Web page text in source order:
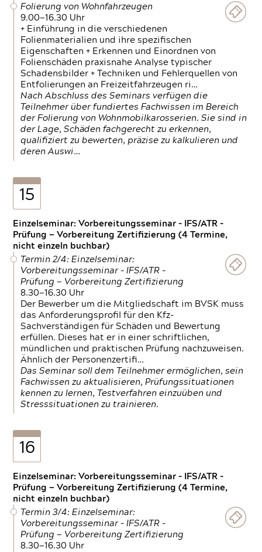
Folierung von Wohnfahrzeugen
9.00—16.30 Uhr
+ Einführung in die verschiedenen
Folienmaterialien und ihre spezifischen
Eigenschaften + Erkennen und Einordnen von
Folienschäden praxisnahe Analyse typischer
Schadensbilder + Techniken und Fehlerquellen von
Entfolierungen an Freizeitfahrzeugen ri…
Nach Abschluss des Seminars verfügen die
Teilnehmer über fundiertes Fachwissen im Bereich
der Folierung von Wohnmobilkarosserien. Sie sind in
der Lage, Schäden fachgerecht zu erkennen,
qualifiziert zu bewerten, präzise zu kalkulieren und
deren Auswi…
15
Einzelseminar: Vorbereitungsseminar - IFS/ATR -
Prüfung — Vorbereitung Zertifizierung (4 Termine,
nicht einzeln buchbar)
Termin 2/4: Einzelseminar:
Vorbereitungsseminar - IFS/ATR -
Prüfung — Vorbereitung Zertifizierung
8.30—16.30 Uhr
Der Bewerber um die Mitgliedschaft im BVSK muss
das Anforderungsprofil für den Kfz-
Sachverständigen für Schäden und Bewertung
erfüllen. Dieses hat er in einer schriftlichen,
mündlichen und praktischen Prüfung nachzuweisen.
Ähnlich der Personenzertifi…
Das Seminar soll dem Teilnehmer ermöglichen, sein
Fachwissen zu aktualisieren, Prüfungssituationen
kennen zu lernen, Testverfahren einzuüben und
Stresssituationen zu trainieren.
16
Einzelseminar: Vorbereitungsseminar - IFS/ATR -
Prüfung — Vorbereitung Zertifizierung (4 Termine,
nicht einzeln buchbar)
Termin 3/4: Einzelseminar:
Vorbereitungsseminar - IFS/ATR -
Prüfung — Vorbereitung Zertifizierung
8.30—16.30 Uhr